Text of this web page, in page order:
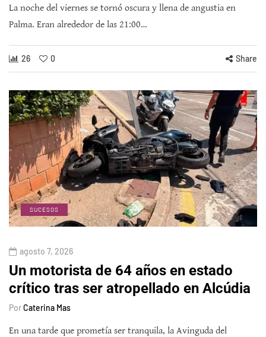
La noche del viernes se tornó oscura y llena de angustia en
Palma. Eran alrededor de las 21:00…
26 0 Share
SUCESOS
agosto 7, 2026
Un motorista de 64 años en estado
crítico tras ser atropellado en Alcúdia
PorCaterina Mas
En una tarde que prometía ser tranquila, la Avinguda del